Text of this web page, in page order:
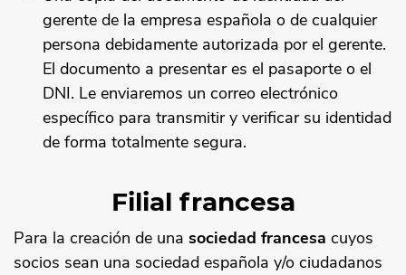
gerente de la empresa española o de cualquier
persona debidamente autorizada por el gerente.
El documento a presentar es el pasaporte o el
DNI. Le enviaremos un correo electrónico
específico para transmitir y verificar su identidad
de forma totalmente segura.
Filial francesa
Para la creación de una sociedad francesa cuyos
socios sean una sociedad española y/o ciudadanos